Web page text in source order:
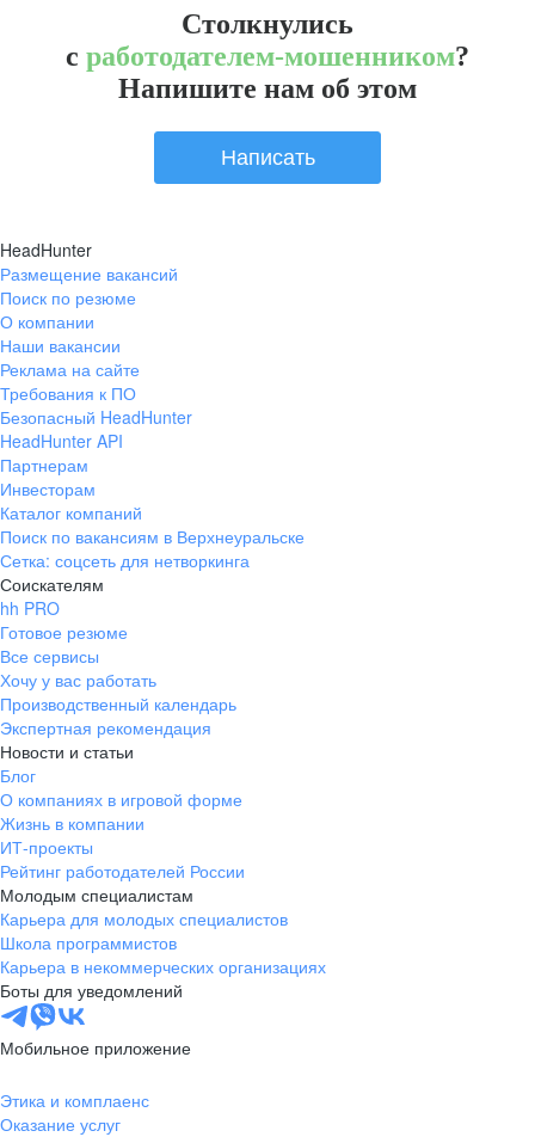
Столкнулись
с работодателем-мошенником?
Напишите нам об этом
Написать
HeadHunter
Размещение вакансий
Поиск по резюме
О компании
Наши вакансии
Реклама на сайте
Требования к ПО
Безопасный HeadHunter
HeadHunter API
Партнерам
Инвесторам
Каталог компаний
Поиск по вакансиям в Верхнеуральске
Сетка: соцсеть для нетворкинга
Соискателям
hh PRO
Готовое резюме
Все сервисы
Хочу у вас работать
Производственный календарь
Экспертная рекомендация
Новости и статьи
Блог
О компаниях в игровой форме
Жизнь в компании
ИТ-проекты
Рейтинг работодателей России
Молодым специалистам
Карьера для молодых специалистов
Школа программистов
Карьера в некоммерческих организациях
Боты для уведомлений
Мобильное приложение
Этика и комплаенс
Оказание услуг